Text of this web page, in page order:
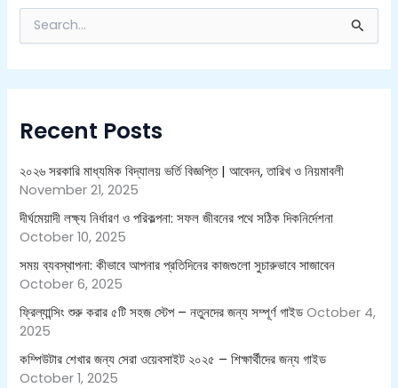
e
f
r
:
Recent Posts
২০২৬ সরকারি মাধ্যমিক বিদ্যালয় ভর্তি বিজ্ঞপ্তি | আবেদন, তারিখ ও নিয়মাবলী
November 21, 2025
দীর্ঘমেয়াদী লক্ষ্য নির্ধারণ ও পরিকল্পনা: সফল জীবনের পথে সঠিক দিকনির্দেশনা
October 10, 2025
সময় ব্যবস্থাপনা: কীভাবে আপনার প্রতিদিনের কাজগুলো সুচারুভাবে সাজাবেন
October 6, 2025
ফ্রিল্যান্সিং শুরু করার ৫টি সহজ স্টেপ – নতুনদের জন্য সম্পূর্ণ গাইড October 4,
2025
কম্পিউটার শেখার জন্য সেরা ওয়েবসাইট ২০২৫ – শিক্ষার্থীদের জন্য গাইড
October 1, 2025